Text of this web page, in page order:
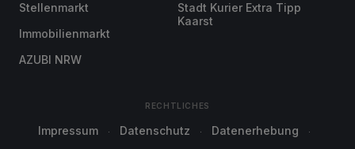
Stellenmarkt
Immobilienmarkt
AZUBI NRW
Stadt Kurier Extra Tipp
Kaarst
RECHTLICHES
Impressum Datenschutz
Datenerhebung